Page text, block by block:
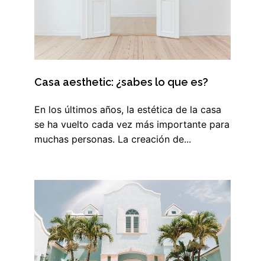
Casa aesthetic: ¿sabes lo que es?
En los últimos años, la estética de la casa
se ha vuelto cada vez más importante para
muchas personas. La creación de...